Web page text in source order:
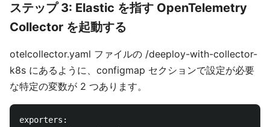
ステップ 3: Elastic を指す OpenTelemetry
Collector を起動する
otelcollector.yaml ファイルの /deeploy-with-collector-
k8s にあるように、configmap セクションで設定が必要
な特定の変数が 2 つあります。
exporters: